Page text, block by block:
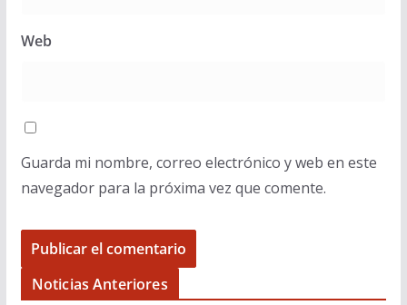
Web
Guarda mi nombre, correo electrónico y web en este
navegador para la próxima vez que comente.
Noticias Anteriores